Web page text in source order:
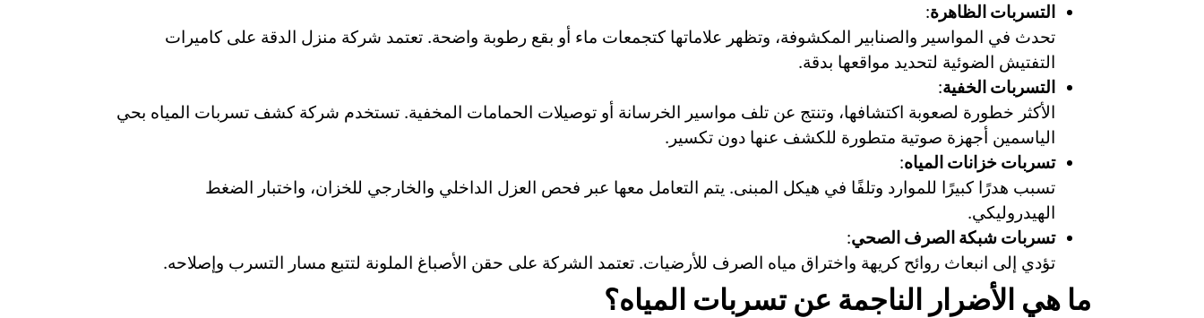
التسربات الظاهرة:
تحدث في المواسير والصنابير المكشوفة، وتظهر علاماتها كتجمعات ماء أو بقع رطوبة واضحة. تعتمد شركة منزل الدقة على كاميرات
التفتيش الضوئية لتحديد مواقعها بدقة.
التسربات الخفية:
الأكثر خطورة لصعوبة اكتشافها، وتنتج عن تلف مواسير الخرسانة أو توصيلات الحمامات المخفية. تستخدم شركة كشف تسربات المياه بحي
الياسمين أجهزة صوتية متطورة للكشف عنها دون تكسير.
تسربات خزانات المياه:
تسبب هدرًا كبيرًا للموارد وتلفًا في هيكل المبنى. يتم التعامل معها عبر فحص العزل الداخلي والخارجي للخزان، واختبار الضغط
الهيدروليكي.
تسربات شبكة الصرف الصحي:
تؤدي إلى انبعاث روائح كريهة واختراق مياه الصرف للأرضيات. تعتمد الشركة على حقن الأصباغ الملونة لتتبع مسار التسرب وإصلاحه.
ما هي الأضرار الناجمة عن تسربات المياه؟